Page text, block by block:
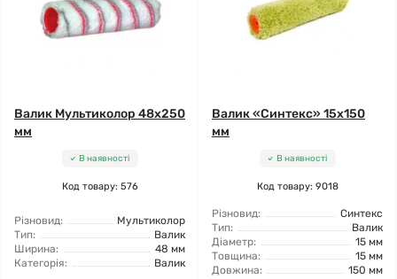
Валик Мультиколор 48x250
мм
В наявності
Код товару: 576
Різновид:
Мультиколор
Тип:
Валик
Ширина:
48 мм
Категорія:
Валик
Валик «Синтекс» 15x150
мм
В наявності
Код товару: 9018
Різновид:
Синтекс
Тип:
Валик
Діаметр:
15 мм
Товщина:
15 мм
Довжина:
150 мм